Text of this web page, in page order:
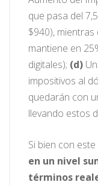
que pasa del
$940),
mantiene en
digitales); (d)
impositivos al
quedarán con
llevando estos
Si bien con
en un nivel
términos